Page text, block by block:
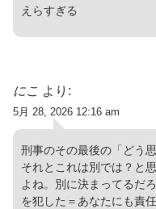
えらすぎる
にこ より:
5月 28, 2026 12:16 am
刑事のその最後の「どう
それとこれは別では？と
よね。別に決まってるだ
を犯した＝あなたにも責